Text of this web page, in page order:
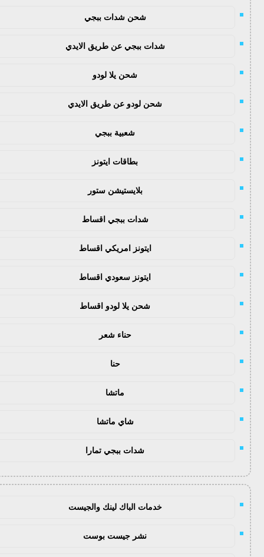
شحن شدات ببجي
شدات ببجي عن طريق الايدي
شحن يلا لودو
شحن لودو عن طريق الايدي
شعبية ببجي
بطاقات ايتونز
بلايستيشن ستور
شدات ببجي اقساط
ايتونز امريكي اقساط
ايتونز سعودي اقساط
شحن يلا لودو اقساط
حناء شعر
حنا
ماتشا
شاي ماتشا
شدات ببجي تمارا
خدمات الباك لينك والجيست
نشر جيست بوست